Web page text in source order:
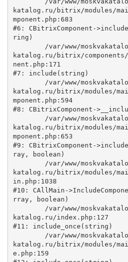
katalog.ru/bitrix/modules/
mponent.php:683
#6: CBitrixComponent-
ring)
katalog.ru/bitrix/
nent.php:171
#7: include(string)
katalog.ru/bitrix/modules/
mponent.php:594
#8: CBitrixComponent-
katalog.ru/bitrix/modules/
mponent.php:653
#9: CBitrixComponent-
ray, boolean)
katalog.ru/bitrix/modules/
in.php:1038
#10: CAllMain-
rray, boolean)
katalog.ru/index.php:127
#11: include_once(string)
katalog.ru/bitrix/modules/
e.php:159